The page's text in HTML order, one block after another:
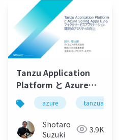
Tanzu Application
Platform と Azure
Spring Apps によるマ
イクロサービスアプリ
ケーション開発のアジ
リティ向上
azure
Shotaro
Suzuki
3.9K